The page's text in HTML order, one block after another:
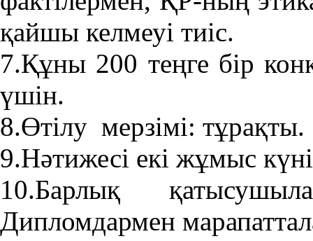
қайшы келмеуі тиіс.
7.Құны 200 теңге бір
үшін.
8.Өтілу мерзімі: тұрақты.
9.Нәтижесі екі жұмыс
10.Барлық
Дипломдармен